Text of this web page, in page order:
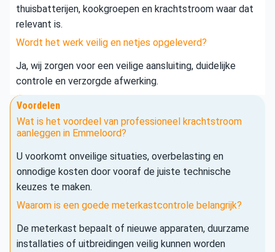
thuisbatterijen, kookgroepen en krachtstroom waar dat
relevant is.
Wordt het werk veilig en netjes opgeleverd?
Ja, wij zorgen voor een veilige aansluiting, duidelijke
controle en verzorgde afwerking.
Voordelen
Wat is het voordeel van professioneel krachtstroom
aanleggen in Emmeloord?
U voorkomt onveilige situaties, overbelasting en
onnodige kosten door vooraf de juiste technische
keuzes te maken.
Waarom is een goede meterkastcontrole belangrijk?
De meterkast bepaalt of nieuwe apparaten, duurzame
installaties of uitbreidingen veilig kunnen worden